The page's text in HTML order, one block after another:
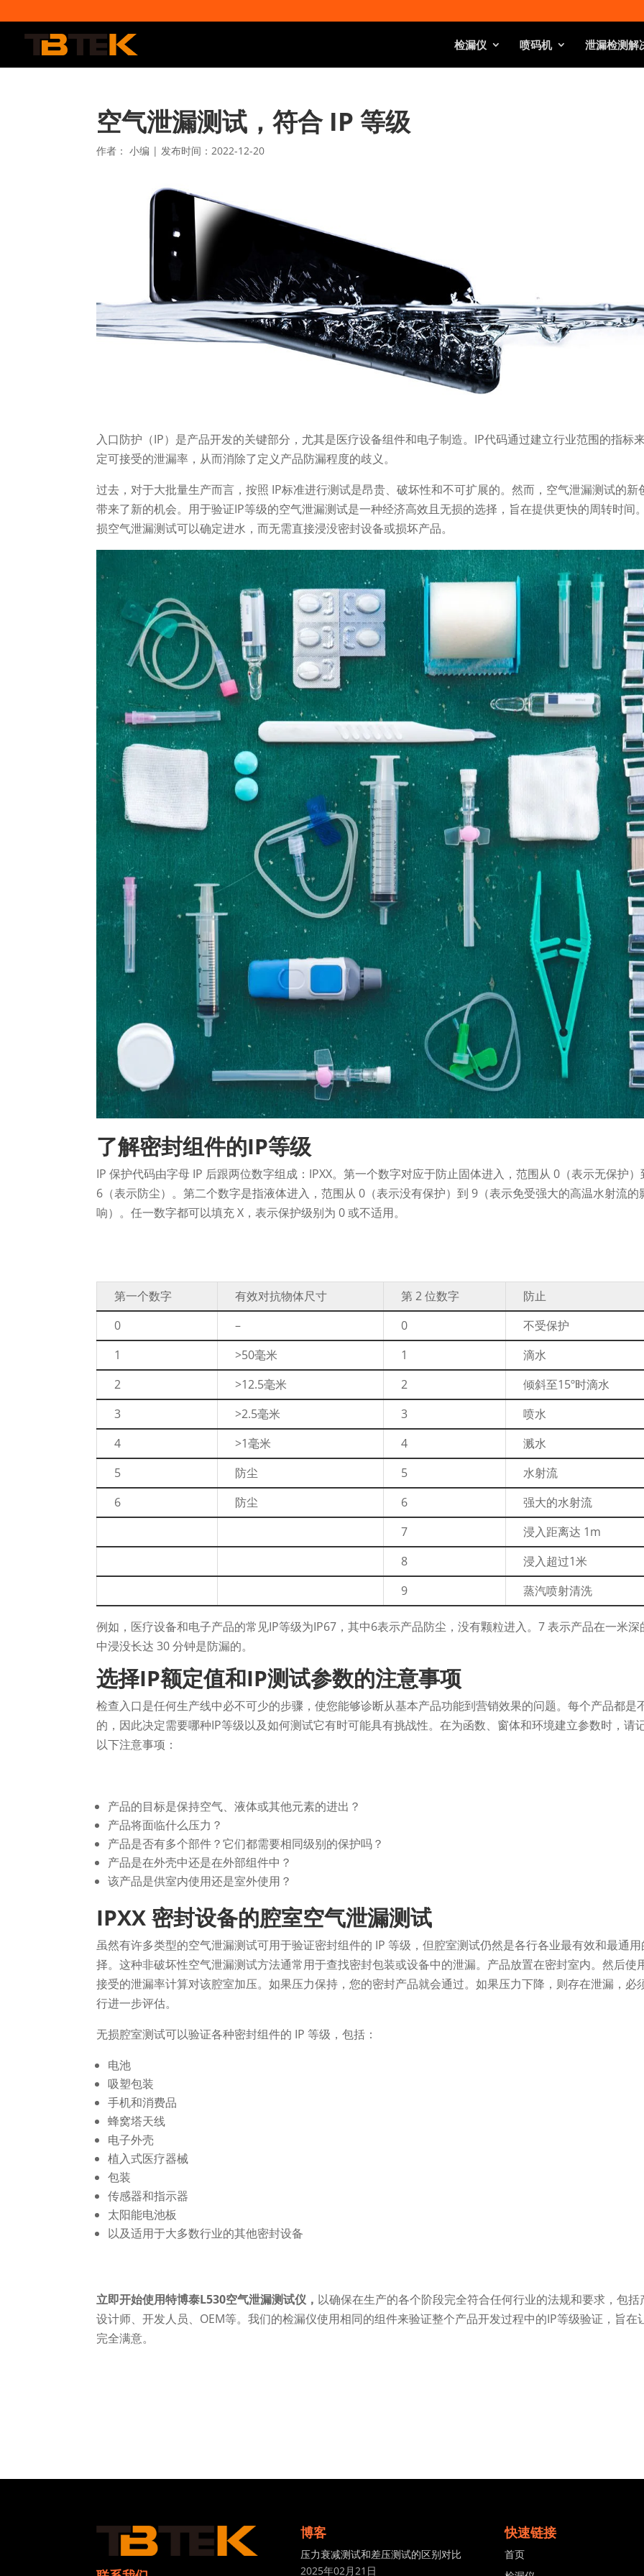
检漏仪 喷码机 泄漏检测解
空气泄漏测试，符合 IP 等级
作者： 小编 |发布时间：2022-12-20
入口防护（IP）是产品开发的关键部分，尤其是医疗设备组件和电子制造。IP代码通过建立行业范围的指标
定可接受的泄漏率，从而消除了定义产品防漏程度的歧义。
过去，对于大批量生产而言，按照 IP标准进行测试是昂贵、破坏性和不可扩展的。然而，空气泄漏测试的新
带来了新的机会。用于验证IP等级的空气泄漏测试是一种经济高效且无损的选择，旨在提供更快的周转时间
损空气泄漏测试可以确定进水，而无需直接浸没密封设备或损坏产品。
了解密封组件的IP等级
IP 保护代码由字母 IP 后跟两位数字组成：IPXX。第一个数字对应于防止固体进入，范围从 0（表示无保护）
6（表示防尘）。第二个数字是指液体进入，范围从 0（表示没有保护）到 9（表示免受强大的高温水射流的
响）。任一数字都可以填充 X，表示保护级别为 0 或不适用。
第一个数字 有效对抗物体尺寸 第 2 位数字
防止
0
– 0
不受保护
1
>50毫米 1
滴水
2
>12.5毫米 2
倾斜至15º时滴水
3
>2.5毫米 3
喷水
4
>1毫米 4
溅水
5
防尘 5
水射流
6
防尘 6
强大的水射流
7
浸入距离达 1m
8
浸入超过1米
9
蒸汽喷射清洗
例如，医疗设备和电子产品的常见IP等级为IP67，其中6表示产品防尘，没有颗粒进入。7 表示产品在一米深
中浸没长达 30 分钟是防漏的。
选择IP额定值和IP测试参数的注意事项
检查入口是任何生产线中必不可少的步骤，使您能够诊断从基本产品功能到营销效果的问题。每个产品都是
的，因此决定需要哪种IP等级以及如何测试它有时可能具有挑战性。在为函数、窗体和环境建立参数时，请
以下注意事项：
产品的目标是保持空气、液体或其他元素的进出？
产品将面临什么压力？
产品是否有多个部件？它们都需要相同级别的保护吗？
产品是在外壳中还是在外部组件中？
该产品是供室内使用还是室外使用？
IPXX 密封设备的腔室空气泄漏测试
虽然有许多类型的空气泄漏测试可用于验证密封组件的 IP 等级，但腔室测试仍然是各行各业最有效和最通
择。这种非破坏性空气泄漏测试方法通常用于查找密封包装或设备中的泄漏。产品放置在密封室内。然后使
接受的泄漏率计算对该腔室加压。如果压力保持，您的密封产品就会通过。如果压力下降，则存在泄漏，必
行进一步评估。
无损腔室测试可以验证各种密封组件的 IP 等级，包括：
电池
吸塑包装
手机和消费品
蜂窝塔天线
电子外壳
植入式医疗器械
包装
传感器和指示器
太阳能电池板
以及适用于大多数行业的其他密封设备
立即开始使用特博泰L530空气泄漏测试仪， 以确保在生产的各个阶段完全符合任何行业的法规和要求，包括
设计师、开发人员、OEM等。我们的检漏仪使用相同的组件来验证整个产品开发过程中的IP等级验证，旨在
完全满意。
博客
压力衰减测试和差压测试的区别对比
2025年02月21日
快速链接
首页